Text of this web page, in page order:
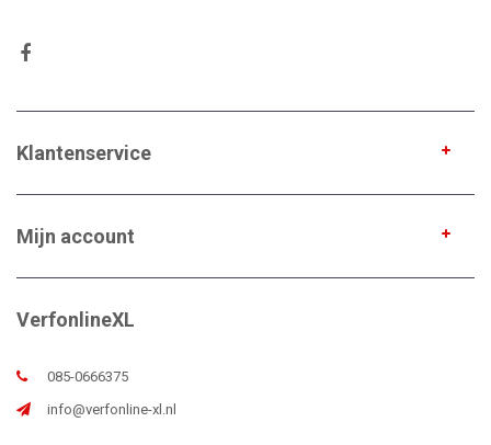
Klantenservice
Mijn account
VerfonlineXL
085-0666375
info@verfonline-xl.nl